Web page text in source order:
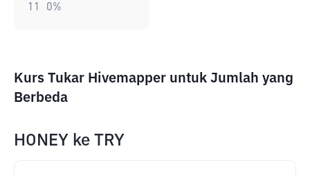
11 0%
Kurs Tukar Hivemapper untuk Jumlah yang
Berbeda
HONEY ke TRY